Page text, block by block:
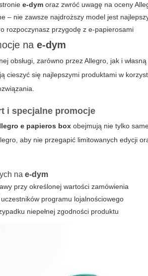
e-dym oraz zwróć uwagę na oceny
– nie zawsze najdroższy model jest
rozpoczynasz przygodę z e-papierosami
nae-dym
obsługi, zarówno przez Allegro, jak i
cieszyć się najlepszymi produktami w
i specjalne promocje
e papieros box obejmują nie tylko
aby nie przegapić limitowanych edycji
nae-dym
przy określonej wartości zamówienia
programu lojalnościowego
niepełnej zgodności produktu